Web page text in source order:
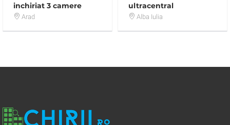
inchiriat 3 camere
Arad
ultracentral
Alba Iulia